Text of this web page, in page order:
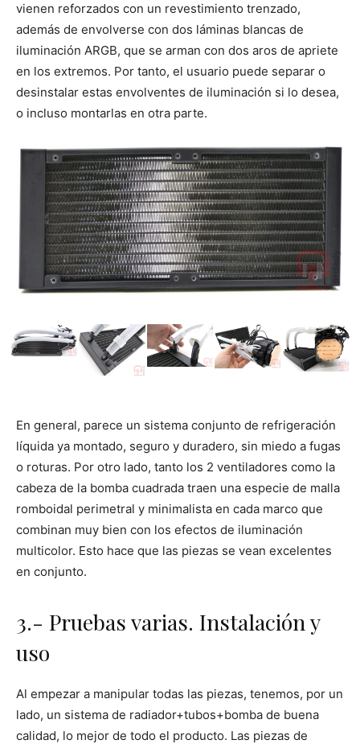
vienen reforzados con un revestimiento trenzado,
además de envolverse con dos láminas blancas de
iluminación ARGB, que se arman con dos aros de apriete
en los extremos. Por tanto, el usuario puede separar o
desinstalar estas envolventes de iluminación si lo desea,
o incluso montarlas en otra parte.
En general, parece un sistema conjunto de refrigeración
líquida ya montado, seguro y duradero, sin miedo a fugas
o roturas. Por otro lado, tanto los 2 ventiladores como la
cabeza de la bomba cuadrada traen una especie de malla
romboidal perimetral y minimalista en cada marco que
combinan muy bien con los efectos de iluminación
multicolor. Esto hace que las piezas se vean excelentes
en conjunto.
3.- Pruebas varias. Instalación y
uso
Al empezar a manipular todas las piezas, tenemos, por un
lado, un sistema de radiador+tubos+bomba de buena
calidad, lo mejor de todo el producto. Las piezas de